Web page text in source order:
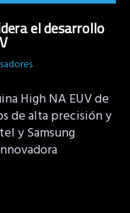
el desarrollo
High NA EUV de
de alta precisión y
y Samsung